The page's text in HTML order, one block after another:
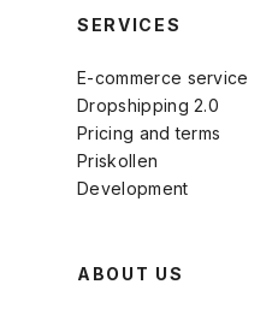
SERVICES
E-commerce service
Dropshipping 2.0
Pricing and terms
Priskollen
Development
ABOUT US